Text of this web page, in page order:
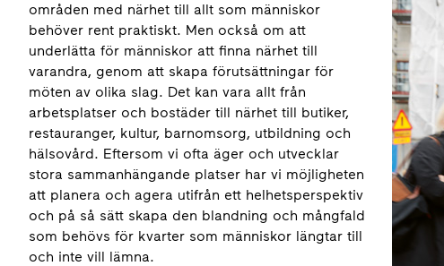
områden med närhet till allt som människor
behöver rent praktiskt. Men också om att
underlätta för människor att finna närhet till
varandra, genom att skapa förutsättningar för
möten av olika slag. Det kan vara allt från
arbetsplatser och bostäder till närhet till butiker,
restauranger, kultur, barnomsorg, utbildning och
hälsovård. Eftersom vi ofta äger och utvecklar
stora sammanhängande platser har vi möjligheten
att planera och agera utifrån ett helhetsperspektiv
och på så sätt skapa den blandning och mångfald
som behövs för kvarter som människor längtar till
och inte vill lämna.